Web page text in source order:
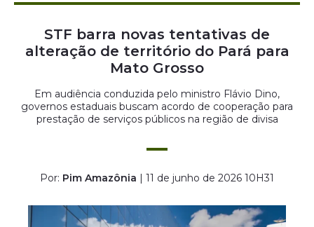
STF barra novas tentativas de
alteração de território do Pará para
Mato Grosso
Em audiência conduzida pelo ministro Flávio Dino,
governos estaduais buscam acordo de cooperação para
prestação de serviços públicos na região de divisa
Por: Pim Amazônia | 11 de junho de 2026 10H31